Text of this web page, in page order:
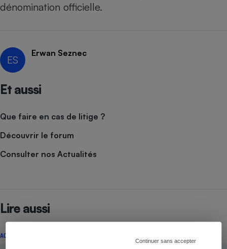
Continuer sans accepter
dénomination officielle.
ES
Erwan Seznec
Et aussi
Que faire en cas de litige ?
Découvrir le forum
Consulter nos Actualités
Lire aussi
ACTUALITÉ